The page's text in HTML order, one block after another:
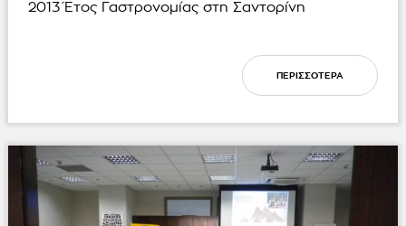
2013 Έτος Γαστρονομίας στη Σαντορίνη
ΠΕΡΙΣΣΟΤΕΡΑ